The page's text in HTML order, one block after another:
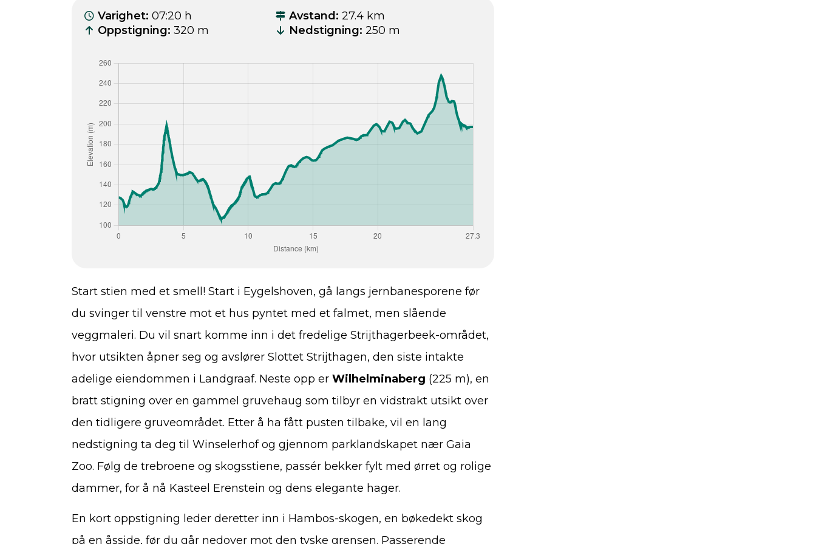
Varighet: 07:20 h Avstand: 27.4 km
Oppstigning: 320 m Nedstigning: 250 m
Start stien med et smell! Start i Eygelshoven, gå langs jernbanesporene før
du svinger til venstre mot et hus pyntet med et falmet, men slående
veggmaleri. Du vil snart komme inn i det fredelige Strijthagerbeek-området,
hvor utsikten åpner seg og avslører Slottet Strijthagen, den siste intakte
adelige eiendommen i Landgraaf. Neste opp er Wilhelminaberg (225 m), en
bratt stigning over en gammel gruvehaug som tilbyr en vidstrakt utsikt over
den tidligere gruveområdet. Etter å ha fått pusten tilbake, vil en lang
nedstigning ta deg til Winselerhof og gjennom parklandskapet nær Gaia
Zoo. Følg de trebroene og skogsstiene, passér bekker fylt med ørret og rolige
dammer, for å nå Kasteel Erenstein og dens elegante hager.
En kort oppstigning leder deretter inn i Hambos-skogen, en bøkedekt skog
på en åsside, før du går nedover mot den tyske grensen. Passerende